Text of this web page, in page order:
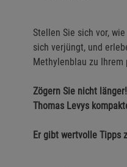
Stellen Sie sich vor,
sich verjüngt, und
Methylenblau zu Ihrem
Zögern Sie nicht
Thomas Levys
Er gibt wertvolle Tipps